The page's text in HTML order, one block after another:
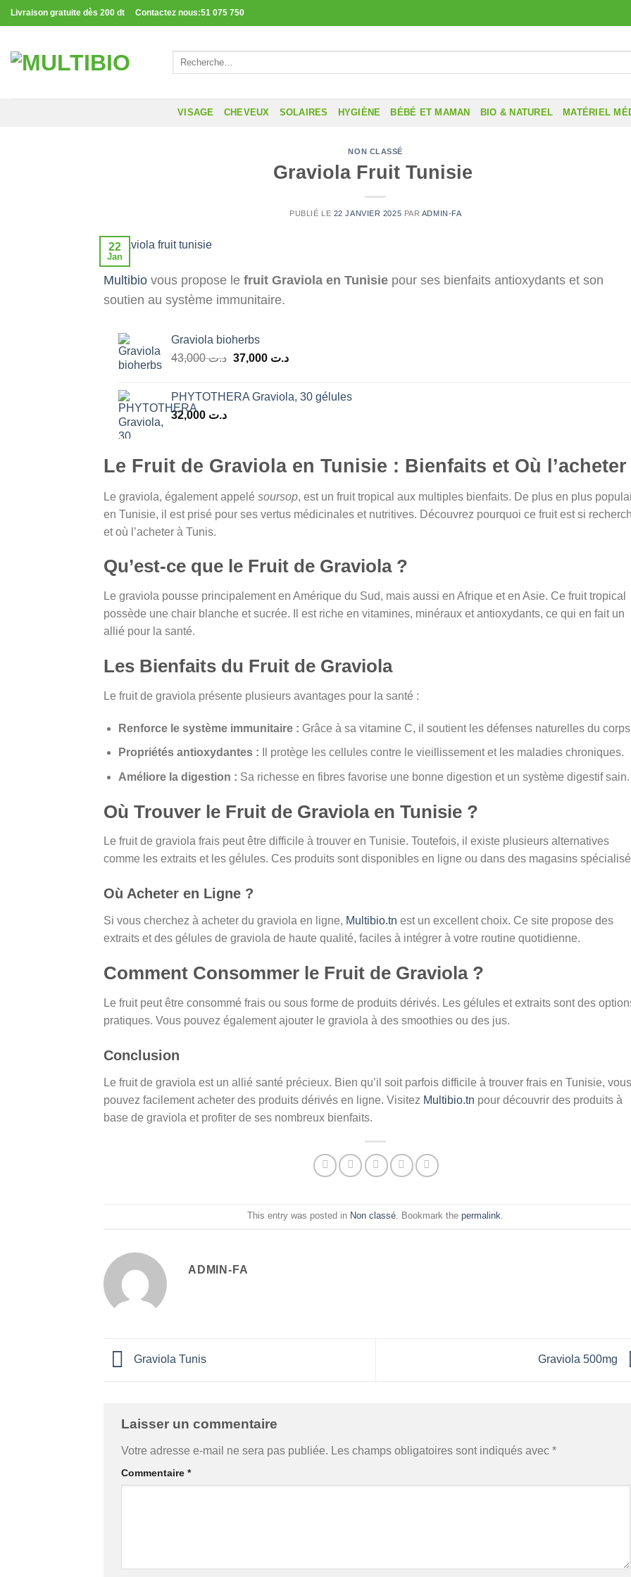
Passer
au
Livraison gratuite dès 200 dt Contactez nous:51 075 750
Recherche
VISAGE CHEVEUX SOLAIRES HYGIÈNE BÉBÉ ET MAMAN BIO & NATUREL MATÉRIEL
NON CLASSÉ
Graviola Fruit Tunisie
PUBLIÉ LE 22 JANVIER 2025 PAR ADMIN-FA
22
Jan
Multibio vous propose le fruit Graviola en Tunisie pour ses bienfaits antioxydants et son
soutien au système immunitaire.
Graviola bioherbs
د.ت43,000
Le
était :
د.ت 37,000
Le
est :
PHYTOTHERA Graviola, 30 gélules
د.ت 32,000
Le Fruit de Graviola en Tunisie : Bienfaits et Où l’acheter
Le graviola, également appelé soursop, est un fruit tropical aux multiples bienfaits. De plus en plus
en Tunisie, il est prisé pour ses vertus médicinales et nutritives. Découvrez pourquoi ce fruit est si
et où l’acheter à Tunis.
Qu’est-ce que le Fruit de Graviola ?
Le graviola pousse principalement en Amérique du Sud, mais aussi en Afrique et en Asie. Ce fruit tropical
possède une chair blanche et sucrée. Il est riche en vitamines, minéraux et antioxydants, ce qui en fait un
allié pour la santé.
Les Bienfaits du Fruit de Graviola
Le fruit de graviola présente plusieurs avantages pour la santé :
Renforce le système immunitaire : Grâce à sa vitamine C, il soutient les défenses naturelles du
Propriétés antioxydantes : Il protège les cellules contre le vieillissement et les maladies chroniques.
Améliore la digestion : Sa richesse en fibres favorise une bonne digestion et un système digestif sain.
Où Trouver le Fruit de Graviola en Tunisie ?
Le fruit de graviola frais peut être difficile à trouver en Tunisie. Toutefois, il existe plusieurs alternatives
comme les extraits et les gélules. Ces produits sont disponibles en ligne ou dans des magasins
Où Acheter en Ligne ?
Si vous cherchez à acheter du graviola en ligne, Multibio.tn est un excellent choix. Ce site propose des
extraits et des gélules de graviola de haute qualité, faciles à intégrer à votre routine quotidienne.
Comment Consommer le Fruit de Graviola ?
Le fruit peut être consommé frais ou sous forme de produits dérivés. Les gélules et extraits sont des
pratiques. Vous pouvez également ajouter le graviola à des smoothies ou des jus.
Conclusion
Le fruit de graviola est un allié santé précieux. Bien qu’il soit parfois difficile à trouver frais en Tunisie, vous
pouvez facilement acheter des produits dérivés en ligne. Visitez Multibio.tn pour découvrir des produits à
base de graviola et profiter de ses nombreux bienfaits.
This entry was posted in Non classé . Bookmark thepermalink
ADMIN-FA
Graviola Tunis Graviola 500mg
Laisser un commentaire
Votre adresse e-mail ne sera pas publiée. Les champs obligatoires sont indiqués avec *
Commentaire *